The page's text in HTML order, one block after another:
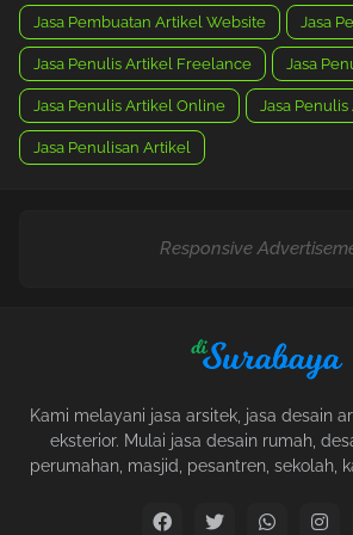
Jasa Pembuatan Artikel Website Jasa
Jasa Penulis Artikel Freelance Jasa
Jasa Penulis Artikel Online Jasa
Jasa Penulisan Artikel
Responsive
Kami melayani jasa arsitek, jasa desain
eksterior. Mulai jasa desain rumah,
perumahan, masjid, pesantren, sekolah,